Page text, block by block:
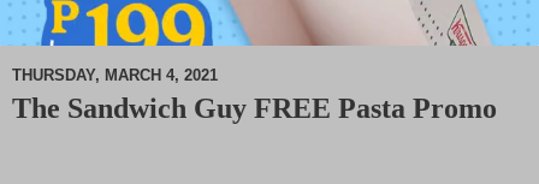
M
THURSDAY, MARCH 4, 2021
The Sandwich Guy FREE Pasta Promo